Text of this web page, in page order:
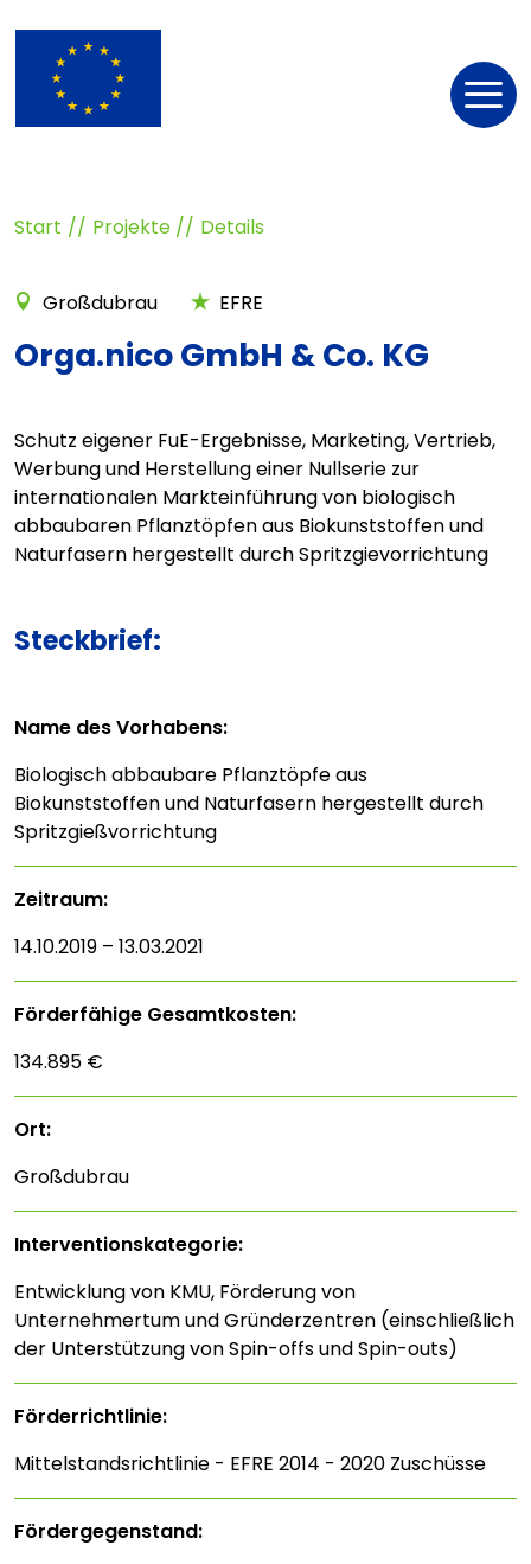
Start Projekte Details
Großdubrau EFRE
Orga.nico GmbH & Co. KG
Schutz eigener FuE-Ergebnisse, Marketing, Vertrieb,
Werbung und Herstellung einer Nullserie zur
internationalen Markteinführung von biologisch
abbaubaren Pflanztöpfen aus Biokunststoffen und
Naturfasern hergestellt durch Spritzgievorrichtung
Steckbrief:
Name des Vorhabens:
Biologisch abbaubare Pflanztöpfe aus
Biokunststoffen und Naturfasern hergestellt durch
Spritzgießvorrichtung
Zeitraum:
14.10.2019 – 13.03.2021
Förderfähige Gesamtkosten:
134.895 €
Ort:
Großdubrau
Interventions­kategorie:
Entwicklung von KMU, Förderung von
Unternehmertum und Gründerzentren (einschließlich
der Unterstützung von Spin-offs und Spin-outs)
Förderrichtlinie:
Mittelstandsrichtlinie - EFRE 2014 - 2020 Zuschüsse
Fördergegenstand: